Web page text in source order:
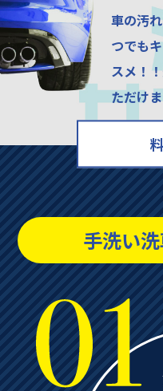
車の汚
つでも
スメ！！
ただけ
手洗い